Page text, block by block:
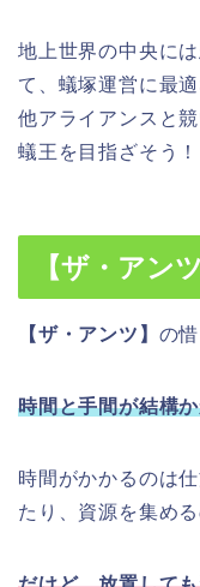
地上世界の中央には
て、蟻塚運営に最
他アライアンスと
蟻王を目指ざそう！
【ザ・アン
【ザ・アンツ】 の
時間と手間が結構
時間がかかるのは
たり、資源を集め